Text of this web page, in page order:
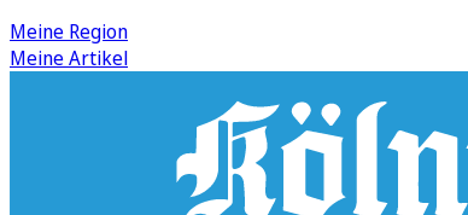
Meine Region
Meine Artikel